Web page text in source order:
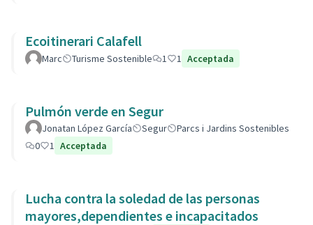
Ecoitinerari Calafell
Marc Turisme Sostenible 1 1 Acceptada
Pulmón verde en Segur
Jonatan López García Segur
Parcs i Jardins Sostenibles
0
1 Acceptada
Lucha contra la soledad de las personas
mayores,dependientes e incapacitados